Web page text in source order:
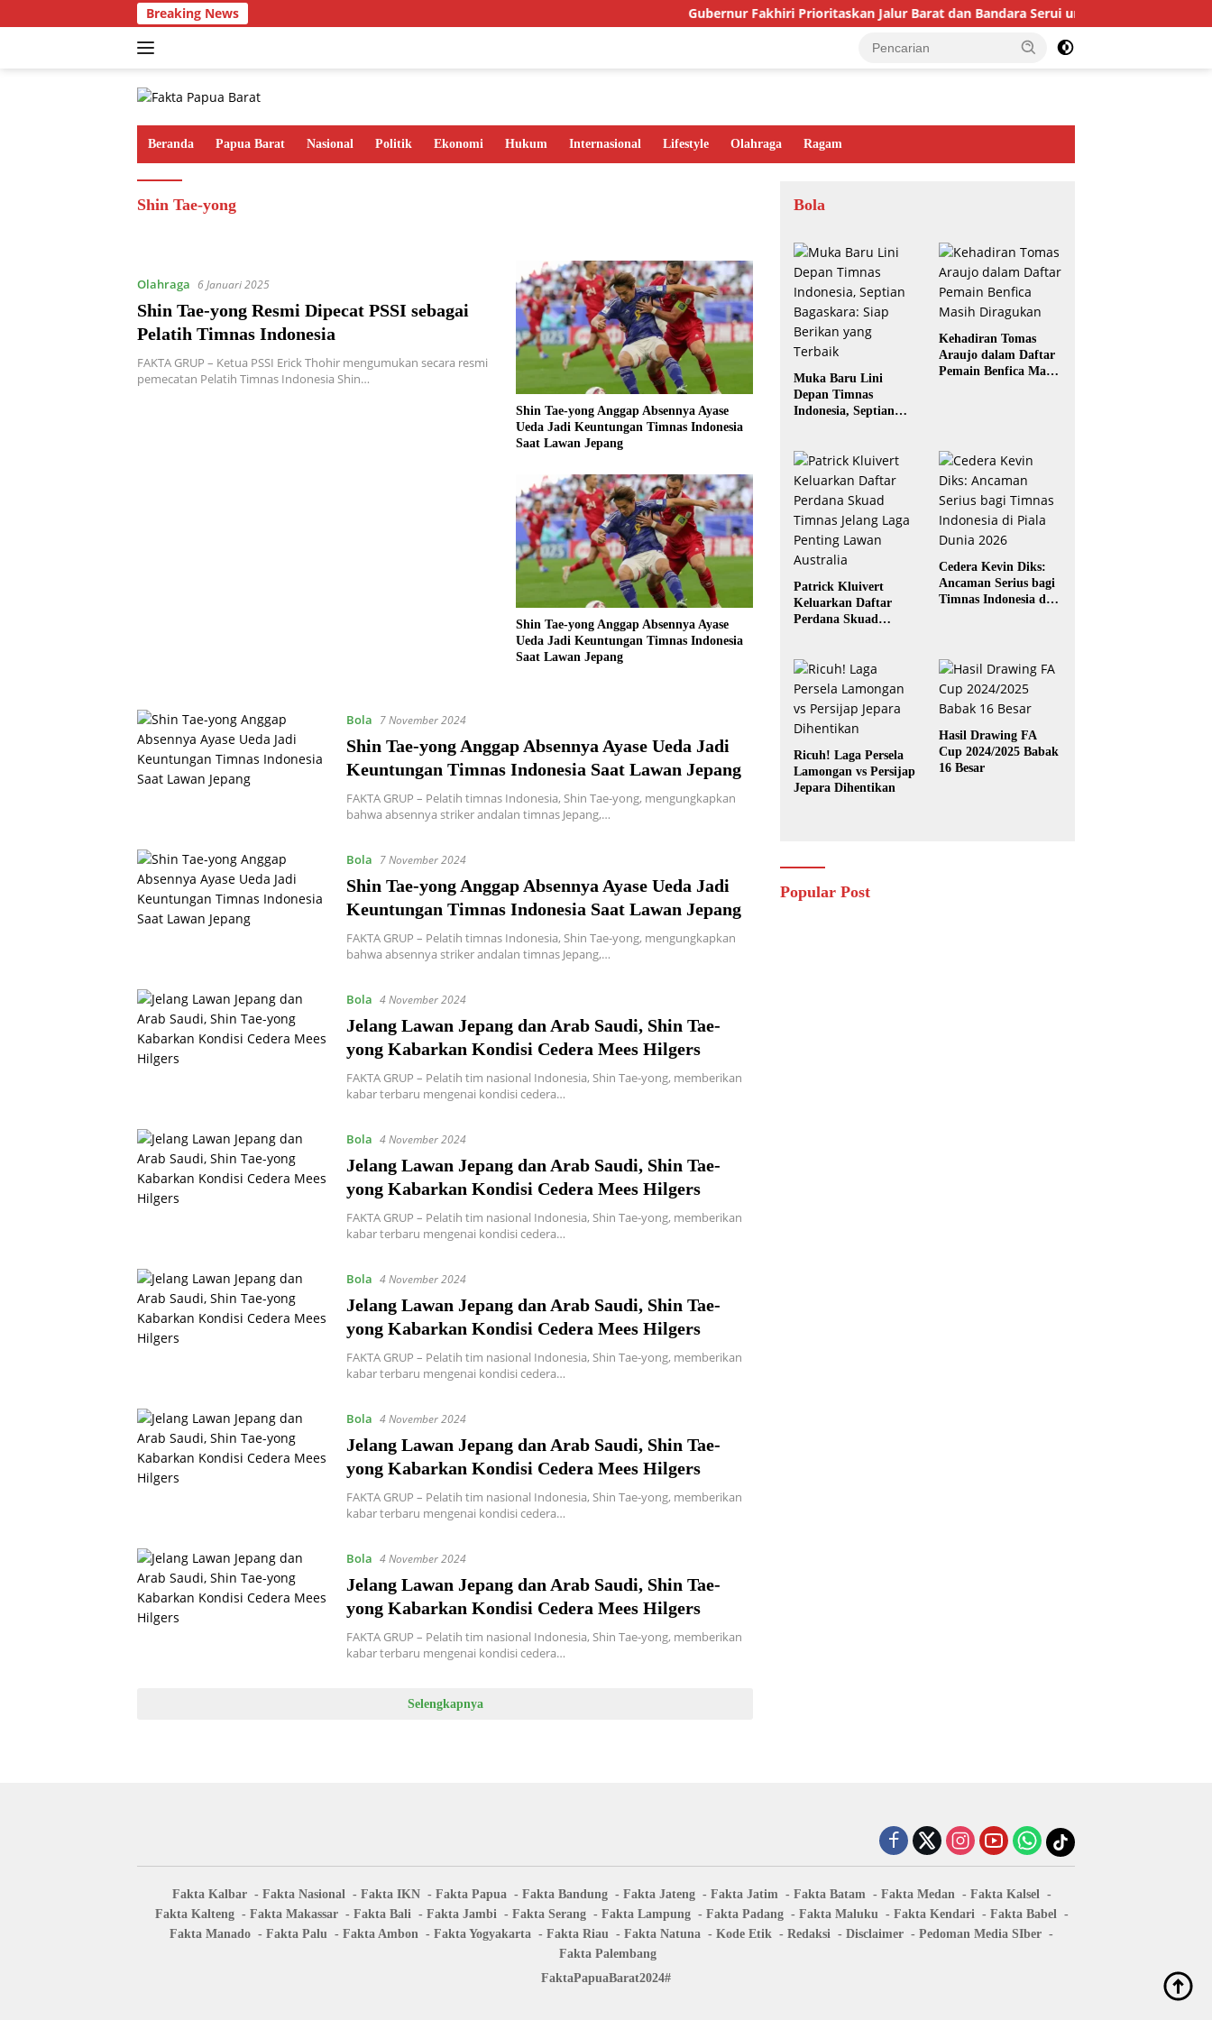
ke
Breaking News Gubernur Fakhiri Prioritaskan Jalur Barat dan Bandara Serui untuk Perkuat Ekonomi dan
Beranda Papua Barat Nasional Politik Ekonomi Hukum Internasional Lifestyle Olahraga Ragam
Shin Tae-yong
Olahraga 6 Januari 2025
Shin Tae-yong Resmi Dipecat PSSI sebagai
Pelatih Timnas Indonesia
FAKTA GRUP – Ketua PSSI Erick Thohir mengumukan secara resmi
pemecatan Pelatih Timnas Indonesia Shin…
Shin Tae-yong Anggap Absennya Ayase
Ueda Jadi Keuntungan Timnas Indonesia
Saat Lawan Jepang
Shin Tae-yong Anggap Absennya Ayase
Ueda Jadi Keuntungan Timnas Indonesia
Saat Lawan Jepang
Bola 7 November 2024
Shin Tae-yong Anggap Absennya Ayase Ueda Jadi
Keuntungan Timnas Indonesia Saat Lawan Jepang
FAKTA GRUP – Pelatih timnas Indonesia, Shin Tae-yong, mengungkapkan
bahwa absennya striker andalan timnas Jepang,…
Bola 7 November 2024
Shin Tae-yong Anggap Absennya Ayase Ueda Jadi
Keuntungan Timnas Indonesia Saat Lawan Jepang
FAKTA GRUP – Pelatih timnas Indonesia, Shin Tae-yong, mengungkapkan
bahwa absennya striker andalan timnas Jepang,…
Bola 4 November 2024
Jelang Lawan Jepang dan Arab Saudi, Shin Tae-
yong Kabarkan Kondisi Cedera Mees Hilgers
FAKTA GRUP – Pelatih tim nasional Indonesia, Shin Tae-yong, memberikan
kabar terbaru mengenai kondisi cedera…
Bola 4 November 2024
Jelang Lawan Jepang dan Arab Saudi, Shin Tae-
yong Kabarkan Kondisi Cedera Mees Hilgers
FAKTA GRUP – Pelatih tim nasional Indonesia, Shin Tae-yong, memberikan
kabar terbaru mengenai kondisi cedera…
Bola 4 November 2024
Jelang Lawan Jepang dan Arab Saudi, Shin Tae-
yong Kabarkan Kondisi Cedera Mees Hilgers
FAKTA GRUP – Pelatih tim nasional Indonesia, Shin Tae-yong, memberikan
kabar terbaru mengenai kondisi cedera…
Bola 4 November 2024
Jelang Lawan Jepang dan Arab Saudi, Shin Tae-
yong Kabarkan Kondisi Cedera Mees Hilgers
FAKTA GRUP – Pelatih tim nasional Indonesia, Shin Tae-yong, memberikan
kabar terbaru mengenai kondisi cedera…
Bola 4 November 2024
Jelang Lawan Jepang dan Arab Saudi, Shin Tae-
yong Kabarkan Kondisi Cedera Mees Hilgers
FAKTA GRUP – Pelatih tim nasional Indonesia, Shin Tae-yong, memberikan
kabar terbaru mengenai kondisi cedera…
Selengkapnya
Bola
Muka Baru Lini
Depan Timnas
Indonesia, Septian
Kehadiran Tomas
Araujo dalam Daftar
Pemain Benfica Masih
Patrick Kluivert
Keluarkan Daftar
Perdana Skuad
Australia
Cedera Kevin Diks:
Ancaman Serius bagi
Timnas Indonesia di
Ricuh! Laga Persela
Lamongan vs Persijap
Jepara Dihentikan
Hasil Drawing FA
Cup 2024/2025 Babak
16 Besar
Popular Post
Fakta Kalbar Fakta Nasional Fakta IKN Fakta Papua Fakta Bandung Fakta Jateng Fakta Jatim Fakta Batam Fakta Medan
Fakta Kalsel
Fakta Kalteng
Fakta Makassar Fakta Bali Fakta Jambi Fakta Serang Fakta Lampung Fakta Padang Fakta Maluku Fakta Kendari
Fakta Babel
Fakta Manado
Fakta Palu Fakta Ambon Fakta Yogyakarta Fakta Riau Fakta Natuna Kode Etik Redaksi Disclaimer
Pedoman Media SIber
Fakta Palembang
FaktaPapuaBarat2024#